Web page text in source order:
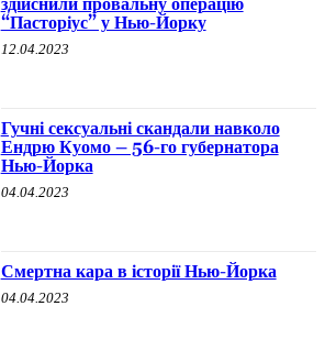
здійснили провальну операцію
“Пасторіус” у Нью-Йорку
12.04.2023
Гучні сексуальні скандали навколо
Ендрю Куомо – 56-го губернатора
Нью-Йорка
04.04.2023
Смертна кара в історії Нью-Йорка
04.04.2023